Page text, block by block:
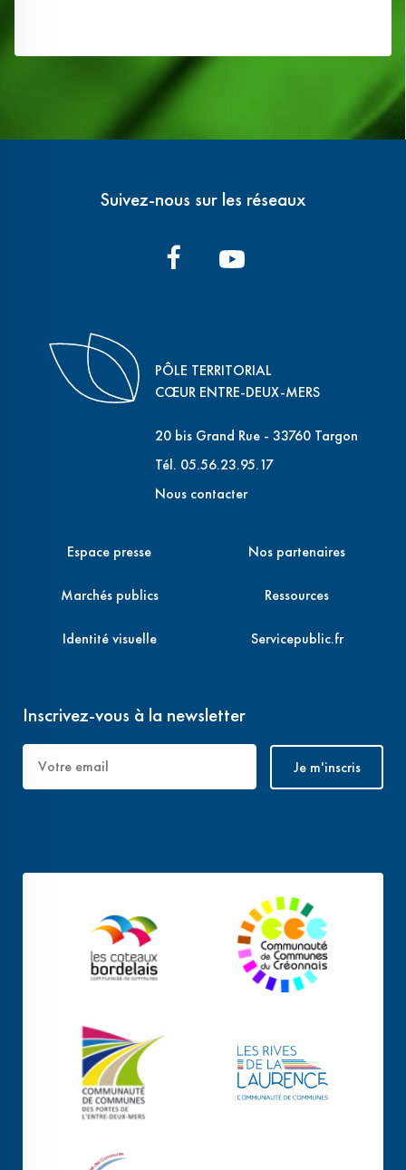
Suivez-nous sur les réseaux
PÔLE TERRITORIAL
CŒUR ENTRE-DEUX-MERS
20 bis Grand Rue - 33760 Targon
Tél. 05.56.23.95.17
Nous contacter
Espace presse
Marchés publics
Identité visuelle
Nos partenaires
Ressources
Servicepublic.fr
Inscrivez-vous à la newsletter